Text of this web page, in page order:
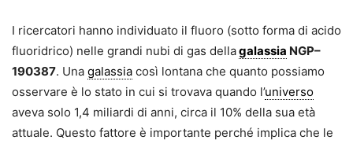
I ricercatori hanno individuato il fluoro (sotto forma di acido
fluoridrico) nelle grandi nubi di gas dellagalassia NGP–
190387. Una galassia così lontana che quanto possiamo
osservare è lo stato in cui si trovava quando l’universo
aveva solo 1,4 miliardi di anni, circa il 10% della sua età
attuale. Questo fattore è importante perché implica che le